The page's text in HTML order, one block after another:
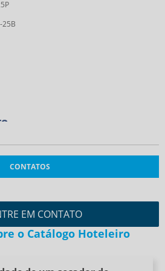
25B
LUZ DE LED KB-EDA-175
KB-EDA-827
314
ROUPA
CONTATOS
EM CONTATO
o Catálogo Hoteleiro